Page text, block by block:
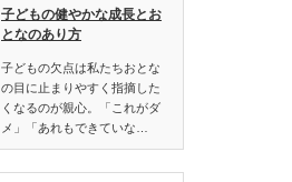
子どもの健やかな成長とお
となのあり方
子どもの欠点は私たちおとな
の目に止まりやすく指摘した
くなるのが親心。「これがダ
メ」「あれもできていな…